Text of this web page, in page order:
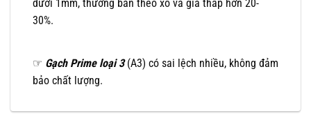
dưới 1mm, thường bán theo xô và giá thấp hơn 20-
30%.
☞ Gạch Prime loại 3 (A3) có sai lệch nhiều, không đảm
bảo chất lượng.